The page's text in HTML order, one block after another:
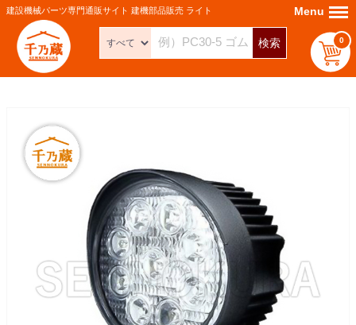
建設機械パーツ専門通販サイト 建機部品販売 ライト
検索 0
Menu Menu